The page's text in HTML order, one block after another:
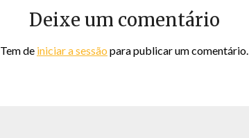
Deixe um comentário
Tem de iniciar a sessão para publicar um comentário.